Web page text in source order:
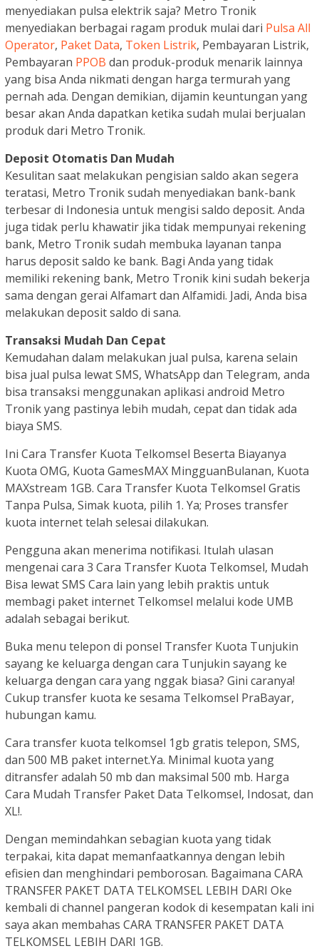
menyediakan pulsa elektrik saja? Metro Tronik
menyediakan berbagai ragam produk mulai dari Pulsa All
Operator, Paket Data, Token Listrik, Pembayaran Listrik,
Pembayaran PPOB dan produk-produk menarik lainnya
yang bisa Anda nikmati dengan harga termurah yang
pernah ada. Dengan demikian, dijamin keuntungan yang
besar akan Anda dapatkan ketika sudah mulai berjualan
produk dari Metro Tronik.
Deposit Otomatis Dan Mudah
Kesulitan saat melakukan pengisian saldo akan segera
teratasi, Metro Tronik sudah menyediakan bank-bank
terbesar di Indonesia untuk mengisi saldo deposit. Anda
juga tidak perlu khawatir jika tidak mempunyai rekening
bank, Metro Tronik sudah membuka layanan tanpa
harus deposit saldo ke bank. Bagi Anda yang tidak
memiliki rekening bank, Metro Tronik kini sudah bekerja
sama dengan gerai Alfamart dan Alfamidi. Jadi, Anda bisa
melakukan deposit saldo di sana.
Transaksi Mudah Dan Cepat
Kemudahan dalam melakukan jual pulsa, karena selain
bisa jual pulsa lewat SMS, WhatsApp dan Telegram, anda
bisa transaksi menggunakan aplikasi android Metro
Tronik yang pastinya lebih mudah, cepat dan tidak ada
biaya SMS.
Ini Cara Transfer Kuota Telkomsel Beserta Biayanya
Kuota OMG, Kuota GamesMAX MingguanBulanan, Kuota
MAXstream 1GB. Cara Transfer Kuota Telkomsel Gratis
Tanpa Pulsa, Simak kuota, pilih 1. Ya; Proses transfer
kuota internet telah selesai dilakukan.
Pengguna akan menerima notifikasi. Itulah ulasan
mengenai cara 3 Cara Transfer Kuota Telkomsel, Mudah
Bisa lewat SMS Cara lain yang lebih praktis untuk
membagi paket internet Telkomsel melalui kode UMB
adalah sebagai berikut.
Buka menu telepon di ponsel Transfer Kuota Tunjukin
sayang ke keluarga dengan cara Tunjukin sayang ke
keluarga dengan cara yang nggak biasa? Gini caranya!
Cukup transfer kuota ke sesama Telkomsel PraBayar,
hubungan kamu.
Cara transfer kuota telkomsel 1gb gratis telepon, SMS,
dan 500 MB paket internet.Ya. Minimal kuota yang
ditransfer adalah 50 mb dan maksimal 500 mb. Harga
Cara Mudah Transfer Paket Data Telkomsel, Indosat, dan
XL!.
Dengan memindahkan sebagian kuota yang tidak
terpakai, kita dapat memanfaatkannya dengan lebih
efisien dan menghindari pemborosan. Bagaimana CARA
TRANSFER PAKET DATA TELKOMSEL LEBIH DARI Oke
kembali di channel pangeran kodok di kesempatan kali ini
saya akan membahas CARA TRANSFER PAKET DATA
TELKOMSEL LEBIH DARI 1GB.